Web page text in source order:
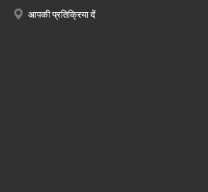
आपकी प्रतिक्रिया दें